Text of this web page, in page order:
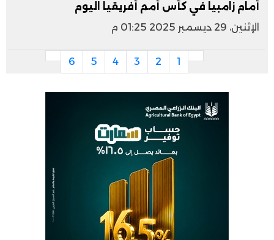
أمام زامبيا في كأس أمم أفريقيا اليوم
الإثنين، 29 ديسمبر 2025 01:25 م
1
2
3
4
5
6